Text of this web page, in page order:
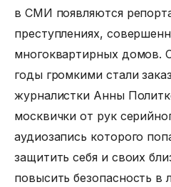
в СМИ появляются
преступлениях,
многоквартирных домов.
годы громкими стали
журналистки Анны
москвички от рук
аудиозапись которого
защитить себя и своих
повыситьбезопасность в